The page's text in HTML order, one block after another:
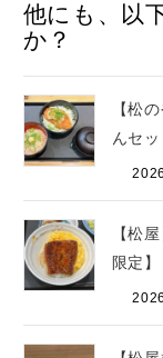
他にも、以
か？
【松
んセ
【松
限定】